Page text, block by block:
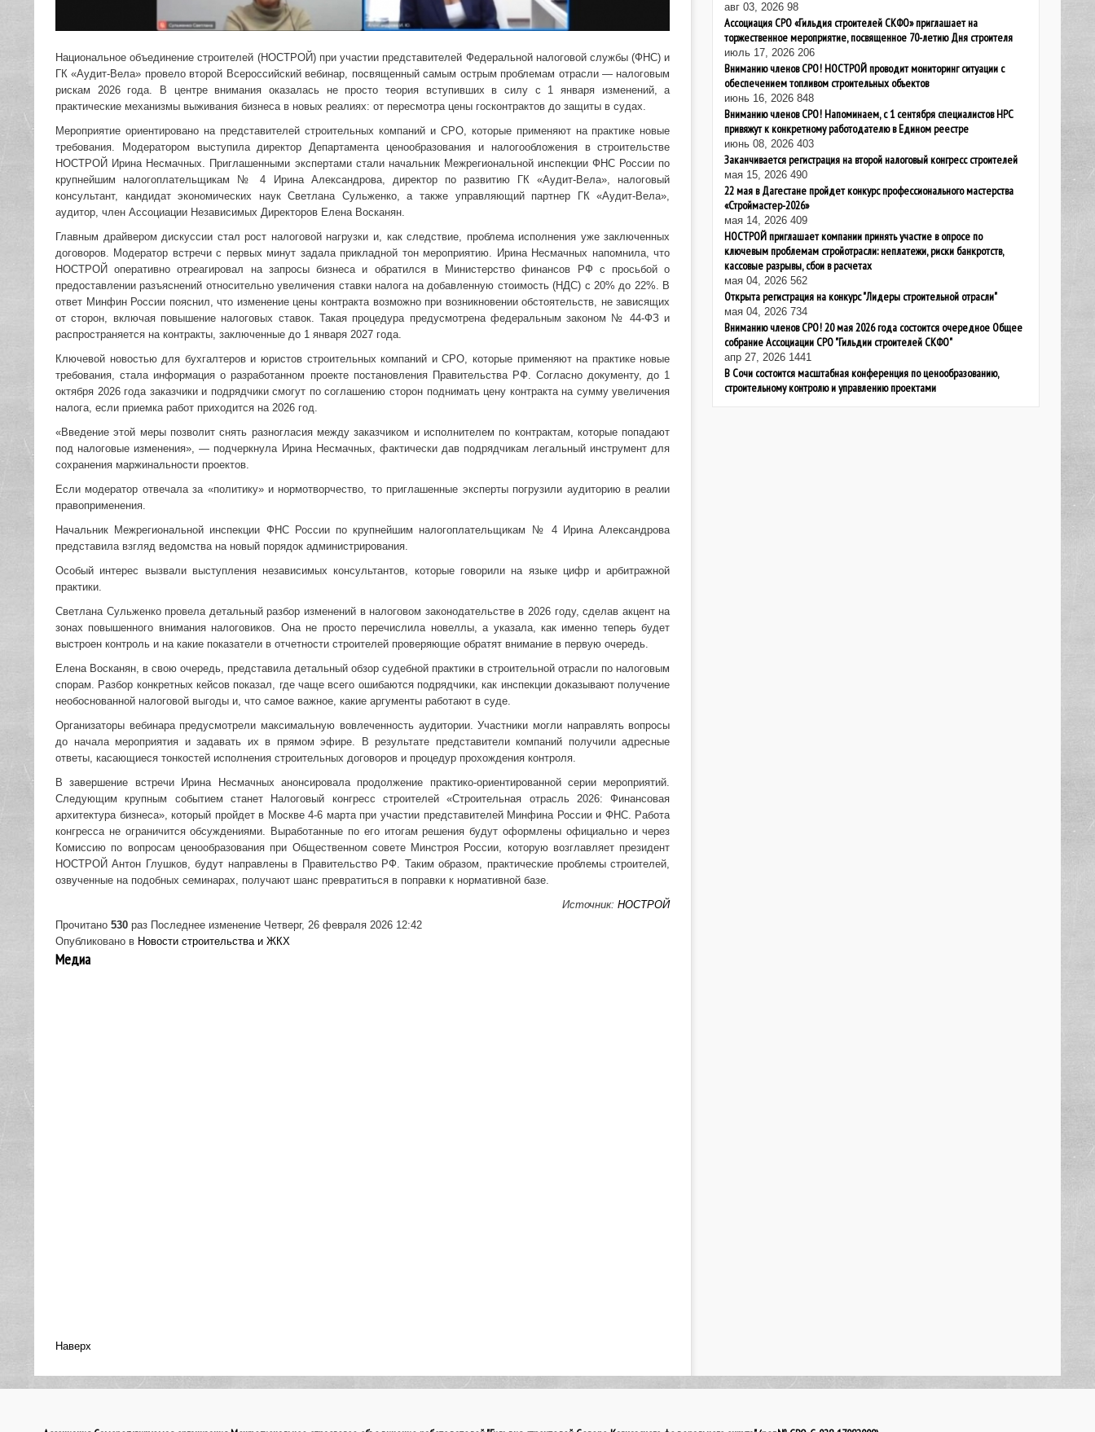
Национальное объединение строителей (НОСТРОЙ) при участии представителей Федеральной налоговой службы (ФНС) и
ГК «Аудит-Вела» провело второй Всероссийский вебинар, посвященный самым острым проблемам отрасли — налоговым
рискам 2026 года. В центре внимания оказалась не просто теория вступивших в силу с 1 января изменений, а
практические механизмы выживания бизнеса в новых реалиях: от пересмотра цены госконтрактов до защиты в судах.
Мероприятие ориентировано на представителей строительных компаний и СРО, которые применяют на практике новые
требования. Модератором выступила директор Департамента ценообразования и налогообложения в строительстве
НОСТРОЙ Ирина Несмачных. Приглашенными экспертами стали начальник Межрегиональной инспекции ФНС России по
крупнейшим налогоплательщикам № 4 Ирина Александрова, директор по развитию ГК «Аудит-Вела», налоговый
консультант, кандидат экономических наук Светлана Сульженко, а также управляющий партнер ГК «Аудит-Вела»,
аудитор, член Ассоциации Независимых Директоров Елена Восканян.
Главным драйвером дискуссии стал рост налоговой нагрузки и, как следствие, проблема исполнения уже заключенных
договоров. Модератор встречи с первых минут задала прикладной тон мероприятию. Ирина Несмачных напомнила, что
НОСТРОЙ оперативно отреагировал на запросы бизнеса и обратился в Министерство финансов РФ с просьбой о
предоставлении разъяснений относительно увеличения ставки налога на добавленную стоимость (НДС) с 20% до 22%. В
ответ Минфин России пояснил, что изменение цены контракта возможно при возникновении обстоятельств, не зависящих
от сторон, включая повышение налоговых ставок. Такая процедура предусмотрена федеральным законом № 44-ФЗ и
распространяется на контракты, заключенные до 1 января 2027 года.
Ключевой новостью для бухгалтеров и юристов строительных компаний и СРО, которые применяют на практике новые
требования, стала информация о разработанном проекте постановления Правительства РФ. Согласно документу, до 1
октября 2026 года заказчики и подрядчики смогут по соглашению сторон поднимать цену контракта на сумму увеличения
налога, если приемка работ приходится на 2026 год.
«Введение этой меры позволит снять разногласия между заказчиком и исполнителем по контрактам, которые попадают
под налоговые изменения», — подчеркнула Ирина Несмачных, фактически дав подрядчикам легальный инструмент для
сохранения маржинальности проектов.
Если модератор отвечала за «политику» и нормотворчество, то приглашенные эксперты погрузили аудиторию в реалии
правоприменения.
Начальник Межрегиональной инспекции ФНС России по крупнейшим налогоплательщикам № 4 Ирина Александрова
представила взгляд ведомства на новый порядок администрирования.
Особый интерес вызвали выступления независимых консультантов, которые говорили на языке цифр и арбитражной
практики.
Светлана Сульженко провела детальный разбор изменений в налоговом законодательстве в 2026 году, сделав акцент на
зонах повышенного внимания налоговиков. Она не просто перечислила новеллы, а указала, как именно теперь будет
выстроен контроль и на какие показатели в отчетности строителей проверяющие обратят внимание в первую очередь.
Елена Восканян, в свою очередь, представила детальный обзор судебной практики в строительной отрасли по налоговым
спорам. Разбор конкретных кейсов показал, где чаще всего ошибаются подрядчики, как инспекции доказывают получение
необоснованной налоговой выгоды и, что самое важное, какие аргументы работают в суде.
Организаторы вебинара предусмотрели максимальную вовлеченность аудитории. Участники могли направлять вопросы
до начала мероприятия и задавать их в прямом эфире. В результате представители компаний получили адресные
ответы, касающиеся тонкостей исполнения строительных договоров и процедур прохождения контроля.
В завершение встречи Ирина Несмачных анонсировала продолжение практико-ориентированной серии мероприятий.
Следующим крупным событием станет Налоговый конгресс строителей «Строительная отрасль 2026: Финансовая
архитектура бизнеса», который пройдет в Москве 4-6 марта при участии представителей Минфина России и ФНС. Работа
конгресса не ограничится обсуждениями. Выработанные по его итогам решения будут оформлены официально и через
Комиссию по вопросам ценообразования при Общественном совете Минстроя России, которую возглавляет президент
НОСТРОЙ Антон Глушков, будут направлены в Правительство РФ. Таким образом, практические проблемы строителей,
озвученные на подобных семинарах, получают шанс превратиться в поправки к нормативной базе.
Источник:НОСТРОЙ
Прочитано 530 раз Последнее изменение Четверг, 26 февраля 2026 12:42
Опубликовано в Новости строительства и ЖКХ
Медиа
Наверх
авг 03, 2026 98
Ассоциация СРО «Гильдия строителей СКФО» приглашает на
торжественное мероприятие, посвященное 70-летию Дня строителя
июль 17, 2026 206
Вниманию членов СРО! НОСТРОЙ проводит мониторинг ситуации с
обеспечением топливом строительных объектов
июнь 16, 2026 848
Вниманию членов СРО! Напоминаем, с 1 сентября специалистов НРС
привяжут к конкретному работодателю в Едином реестре
июнь 08, 2026 403
Заканчивается регистрация на второй налоговый конгресс строителей
мая 15, 2026 490
22 мая в Дагестане пройдет конкурс профессионального мастерства
«Строймастер-2026»
мая 14, 2026 409
НОСТРОЙ приглашает компании принять участие в опросе по
ключевым проблемам стройотрасли: неплатежи, риски банкротств,
кассовые разрывы, сбои в расчетах
мая 04, 2026 562
Открыта регистрация на конкурс "Лидеры строительной отрасли"
мая 04, 2026 734
Вниманию членов СРО! 20 мая 2026 года состоится очередное Общее
собрание Ассоциации СРО "Гильдии строителей СКФО"
апр 27, 2026 1441
В Сочи состоится масштабная конференция по ценообразованию,
строительному контролю и управлению проектами